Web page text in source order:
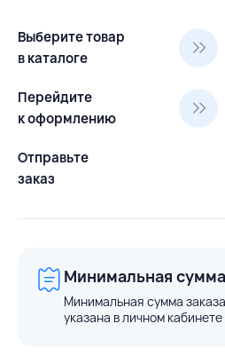
Выберите товар
в каталоге
Перейдите
к оформлению
Отправьте
заказ
Минимальная сумма
Минимальная сумма
указана в личном кабинете